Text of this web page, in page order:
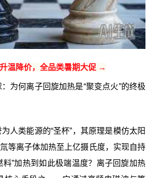
温降价，全品类暑期大促 →
为何离子回旋加热是“聚变点火”的终极
人类能源的“圣杯”，其原理是模仿太阳
等离子体加热至上亿摄氏度，实现自持
料”加热到如此极端温度？离子回旋加热